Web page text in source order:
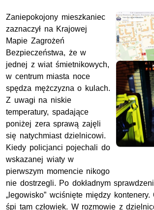
Zaniepokojony mieszkaniec
zaznaczył na Krajowej
Mapie Zagrożeń
Bezpieczeństwa, że w
jednej z wiat śmietnikowych,
w centrum miasta noce
spędza mężczyzna o kulach.
Z uwagi na niskie
temperatury, spadające
poniżej zera sprawą zajęli
się natychmiast dzielnicowi.
Kiedy policjanci pojechali do
wskazanej wiaty w
pierwszym momencie nikogo
nie dostrzegli. Po dokładnym
„legowisko” wciśnięte między kontenery.
śpi tam człowiek. W rozmowie z